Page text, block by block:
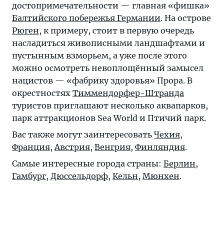
достопримечательности — главная «фишка»
Балтийского побережья Германии. На острове
Рюген, к примеру, стоит в первую очередь
насладиться живописными ландшафтами и
пустынным взморьем, а уже после этого
можно осмотреть невоплощённый замысел
нацистов — «фабрику здоровья» Прора. В
окрестностях Тиммендорфер-Штранда
туристов приглашают несколько аквапарков,
парк аттракционов Sea World и Птичий парк.
Вас также могут заинтересовать Чехия,
Франция,Австрия, Венгрия, Финляндия.
Самые интересные города страны: Берлин,
Гамбург, Дюссельдорф, Кельн, Мюнхен.